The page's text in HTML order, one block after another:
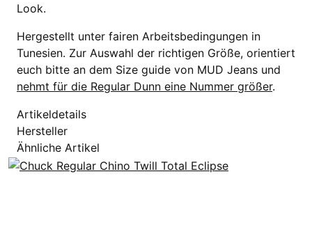
Look.
Hergestellt unter fairen Arbeitsbedingungen in
Tunesien. Zur Auswahl der richtigen Größe, orientiert
euch bitte an dem Size guide von MUD Jeans und
nehmt für die Regular Dunn eine Nummer größer.
Artikeldetails
Hersteller
Ähnliche Artikel